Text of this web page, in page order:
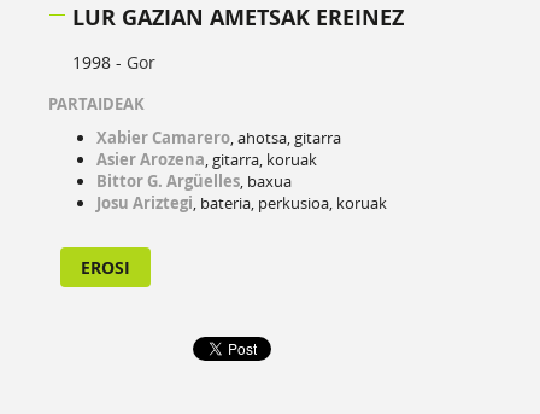
LUR GAZIAN AMETSAK EREINEZ
1998 - Gor
PARTAIDEAK
Xabier Camarero, ahotsa, gitarra
Asier Arozena, gitarra, koruak
Bittor G. Argüelles, baxua
Josu Ariztegi, bateria, perkusioa, koruak
EROSI